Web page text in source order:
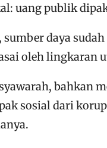
uang publik
daya
oleh lingkaran
bahkan
sosial dari